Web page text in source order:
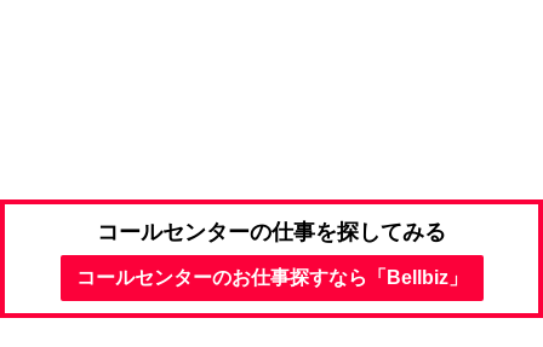
コールセンターの仕事を探してみる
コールセンターのお仕事探すなら「Bellbiz」